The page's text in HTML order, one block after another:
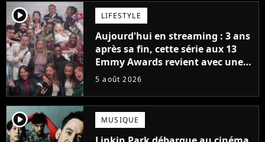
player2 LIFESTYLE
Aujourd'hui en streaming : 3 ans
après sa fin, cette série aux 13
Emmy Awards revient avec une
suite... totalement différente
5 août 2026
player2 MUSIQUE